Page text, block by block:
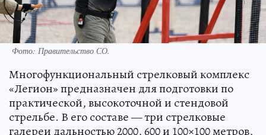
Фото: Правительство СО.
Многофункциональный стрелковый комплекс
«Легион» предназначен для подготовки по
практической, высокоточной и стендовой
стрельбе. В его составе — три стрелковые
галереи дальностью 2000, 600 и 100×100 метров,